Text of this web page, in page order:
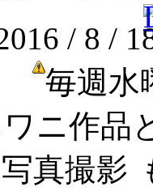
/ 8 /
毎週
ニ作品
写真撮影